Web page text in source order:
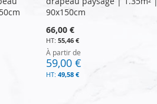
90x150cm
66,00 €
55,46 €
À partir de
59,00 €
49,58 €